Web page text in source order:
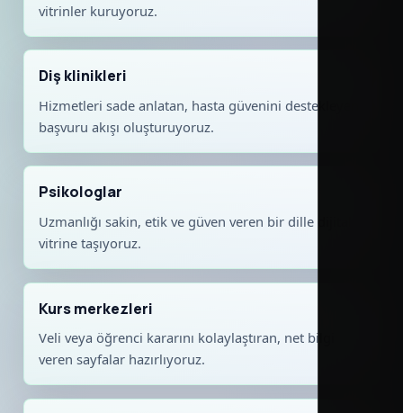
vitrinler kuruyoruz.
Diş klinikleri
Hizmetleri sade anlatan, hasta güvenini destekleyen
başvuru akışı oluşturuyoruz.
Psikologlar
Uzmanlığı sakin, etik ve güven veren bir dille dijital
vitrine taşıyoruz.
Kurs merkezleri
Veli veya öğrenci kararını kolaylaştıran, net bilgi
veren sayfalar hazırlıyoruz.